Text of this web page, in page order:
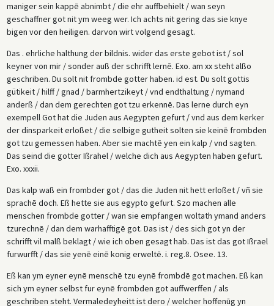
maniger sein kappē abnimbt / die ehr auffbehielt / wan seyn
geschaffner got nit ym weeg wer. Ich achts nit gering das sie knye
bigen vor den heiligen. darvon wirt volgend gesagt.
Das . ehrliche halthung der bildnis. wider das erste gebot ist / sol
keyner von mir / sonder auß der schrifft lernē. Exo. am xx steht alßo
geschriben. Du solt nit frombde gotter haben. id est. Du solt gottis
gütikeit / hilff / gnad / barmhertzikeyt / vnd endthaltung / nymand
anderß / dan dem gerechten got tzu erkennē. Das lerne durch eyn
exempell Got hat die Juden aus Aegypten gefurt / vnd aus dem kerker
der dinsparkeit erloßet / die selbige gutheit solten sie keinē frombden
got tzu gemessen haben. Aber sie machtē yen ein kalp / vnd sagten.
Das seind die gotter Ißrahel / welche dich aus Aegypten haben gefurt.
Exo. xxxii.
Das kalp waß ein frombder got / das die Juden nit hett erloßet / vñ sie
sprachē doch. Eß hette sie aus egypto gefurt. Szo machen alle
menschen frombde gotter / wan sie empfangen woltath ymand anders
tzurechnē / dan dem warhafftigē got. Das ist / des sich got yn der
schrifft vil malß beklagt / wie ich oben gesagt hab. Das ist das got Ißrael
furwurfft / das sie yenē einē konig erweltē. i. reg.8. Osee. 13.
Eß kan ym eyner eynē menschē tzu eynē frombdē got machen. Eß kan
sich ym eyner selbst fur eynē frombden got auffwerffen / als
geschriben steht. Vermaledeyheitt ist dero / welcher hoffenūg yn